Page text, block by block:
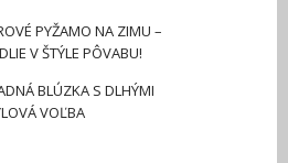
PYŽAMO NA ZIMU –
V ŠTÝLE PÔVABU!
BLÚZKA S DLHÝMI
VOĽBA